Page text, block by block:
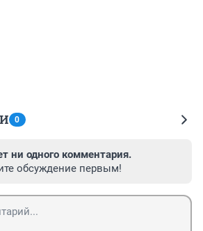
0
ни одного комментария.
обсуждение первым!